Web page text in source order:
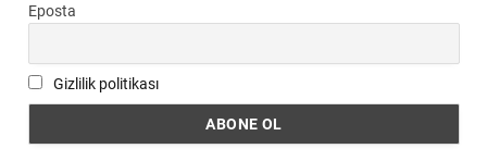
Eposta
Gizlilik politikası